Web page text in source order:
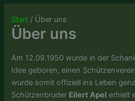
Start Über uns
Über uns
Am 12.09.1950 wurde in der
Idee geboren, einen
wurde somit offiziell ins Leben
Schützenbruder Eilert Apel erhielt